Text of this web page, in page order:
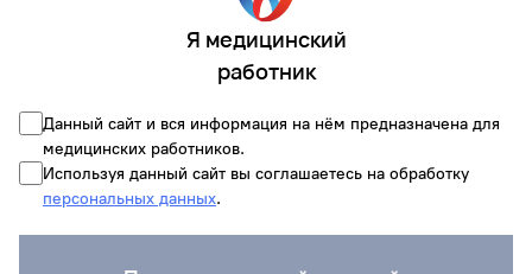
Я медицинский
работник
Данный сайт и вся информация на нём предназначена для
медицинских работников.
Используя данный сайт вы соглашаетесь на обработку
персональных данных.